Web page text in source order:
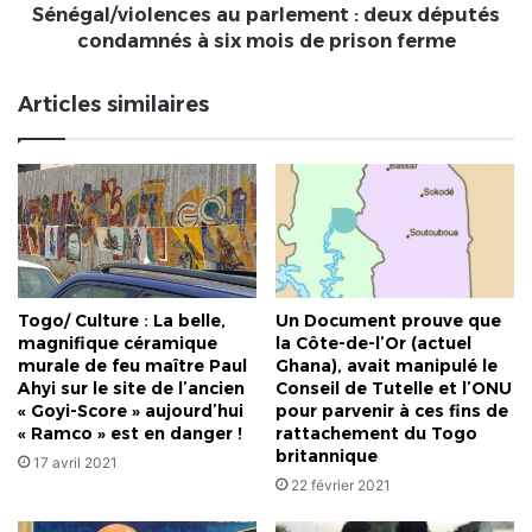
mois
Sénégal/violences au parlement : deux députés
condamnés à six mois de prison ferme
Articles similaires
Togo/ Culture : La belle,
magnifique céramique
murale de feu maître Paul
Ahyi sur le site de l’ancien
« Goyi-Score » aujourd’hui
« Ramco » est en danger !
17 avril 2021
Un Document prouve que
la Côte-de-l’Or (actuel
Ghana), avait manipulé le
Conseil de Tutelle et l’ONU
pour parvenir à ces fins de
rattachement du Togo
britannique
22 février 2021